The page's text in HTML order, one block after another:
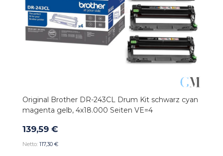
Original Brother DR-243CL Drum Kit schwarz cyan
magenta gelb, 4x18.000 Seiten VE=4
139,59 €
117,30 €